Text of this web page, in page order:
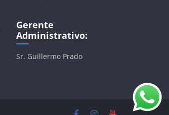
Gerente
Administrativo:
Sr. Guillermo Prado